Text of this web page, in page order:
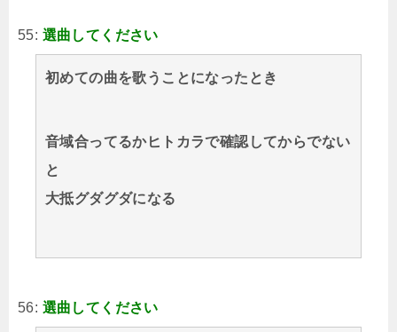
55: 選曲してください
初めての曲を歌うことになったとき
音域合ってるかヒトカラで確認してからでない
と
大抵グダグダになる
56: 選曲してください